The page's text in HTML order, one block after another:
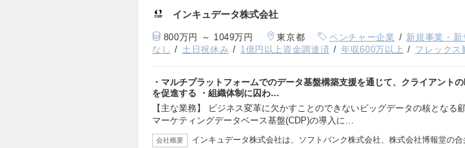
インキュデータ株式会社
800万円 ～ 1049万円 東京都 ベンチャー企業 新規事業・新
なし
土日祝休み 1億円以上資金調達済 年収600万以上 フレックス
・マルチプラットフォームでのデータ基盤構築支援を通じて、クライアント
を促進する ・組織体制に囚わ…
【主な業務】 ビジネス変革に欠かすことのできないビッグデータの核となる
マーケティングデータベース基盤(CDP)の導入に…
会社概要
インキュデータ株式会社は、ソフトバンク株式会社、株式会社博報堂の合